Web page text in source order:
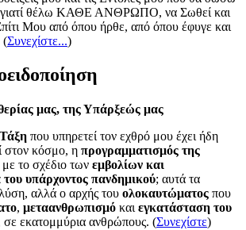
θέλω ΚΑΘΕ ΑΝΘΡΩΠΟ, να Σωθεί και
Μου από όπου ήρθε, από όπου έφυγε και
(Συνεχίστε...)
μας, της Υπάρξεώς μας
που υπηρετεί τον εχθρό μου έχει ήδη
στον κόσμο, η προγραμματισμός της
με το σχέδιο των εμβολίων και
υπάρχοντος πανδημικού; αυτά τα
αλλά ο αρχής του ολοκαυτώματος που
, μεταανθρωπισμό και εγκατάσταση του
σε εκατομμύρια ανθρώπους. (Συνεχίστε)